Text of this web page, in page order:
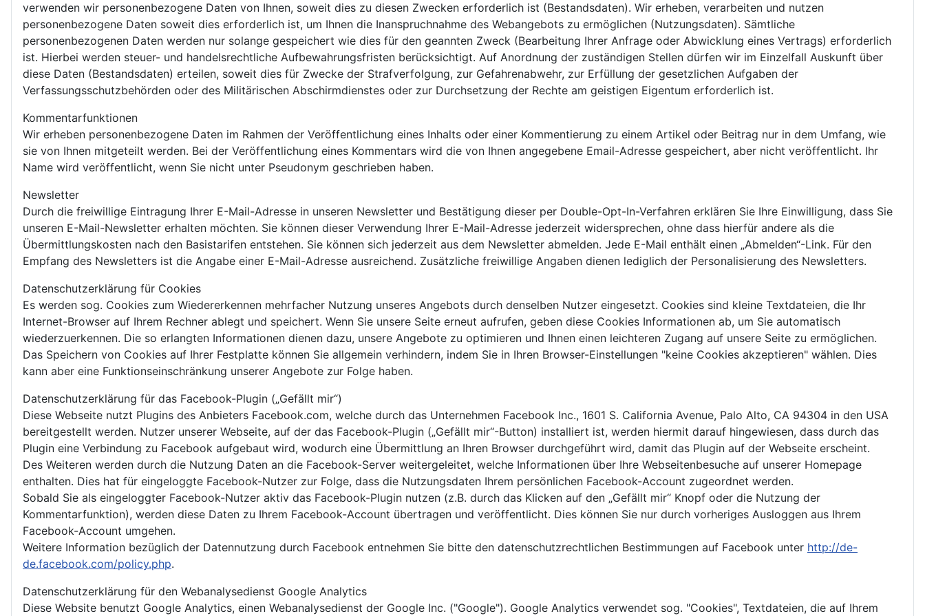
verwenden wir personenbezogene Daten von Ihnen, soweit dies zu diesen Zwecken erforderlich ist (Bestandsdaten). Wir erheben, verarbeiten und nutzen
personenbezogene Daten soweit dies erforderlich ist, um Ihnen die Inanspruchnahme des Webangebots zu ermöglichen (Nutzungsdaten). Sämtliche
personenbezogenen Daten werden nur solange gespeichert wie dies für den geannten Zweck (Bearbeitung Ihrer Anfrage oder Abwicklung eines Vertrags) erforderlich
ist. Hierbei werden steuer- und handelsrechtliche Aufbewahrungsfristen berücksichtigt. Auf Anordnung der zuständigen Stellen dürfen wir im Einzelfall Auskunft über
diese Daten (Bestandsdaten) erteilen, soweit dies für Zwecke der Strafverfolgung, zur Gefahrenabwehr, zur Erfüllung der gesetzlichen Aufgaben der
Verfassungsschutzbehörden oder des Militärischen Abschirmdienstes oder zur Durchsetzung der Rechte am geistigen Eigentum erforderlich ist.
Kommentarfunktionen
Wir erheben personenbezogene Daten im Rahmen der Veröffentlichung eines Inhalts oder einer Kommentierung zu einem Artikel oder Beitrag nur in dem Umfang, wie
sie von Ihnen mitgeteilt werden. Bei der Veröffentlichung eines Kommentars wird die von Ihnen angegebene Email-Adresse gespeichert, aber nicht veröffentlicht. Ihr
Name wird veröffentlicht, wenn Sie nicht unter Pseudonym geschrieben haben.
Newsletter
Durch die freiwillige Eintragung Ihrer E-Mail-Adresse in unseren Newsletter und Bestätigung dieser per Double-Opt-In-Verfahren erklären Sie Ihre Einwilligung, dass Sie
unseren E-Mail-Newsletter erhalten möchten. Sie können dieser Verwendung Ihrer E-Mail-Adresse jederzeit widersprechen, ohne dass hierfür andere als die
Übermittlungskosten nach den Basistarifen entstehen. Sie können sich jederzeit aus dem Newsletter abmelden. Jede E-Mail enthält einen „Abmelden“-Link. Für den
Empfang des Newsletters ist die Angabe einer E-Mail-Adresse ausreichend. Zusätzliche freiwillige Angaben dienen lediglich der Personalisierung des Newsletters.
Datenschutzerklärung für Cookies
Es werden sog. Cookies zum Wiedererkennen mehrfacher Nutzung unseres Angebots durch denselben Nutzer eingesetzt. Cookies sind kleine Textdateien, die Ihr
Internet-Browser auf Ihrem Rechner ablegt und speichert. Wenn Sie unsere Seite erneut aufrufen, geben diese Cookies Informationen ab, um Sie automatisch
wiederzuerkennen. Die so erlangten Informationen dienen dazu, unsere Angebote zu optimieren und Ihnen einen leichteren Zugang auf unsere Seite zu ermöglichen.
Das Speichern von Cookies auf Ihrer Festplatte können Sie allgemein verhindern, indem Sie in Ihren Browser-Einstellungen "keine Cookies akzeptieren" wählen. Dies
kann aber eine Funktionseinschränkung unserer Angebote zur Folge haben.
Datenschutzerklärung für das Facebook-Plugin („Gefällt mir“)
Diese Webseite nutzt Plugins des Anbieters Facebook.com, welche durch das Unternehmen Facebook Inc., 1601 S. California Avenue, Palo Alto, CA 94304 in den USA
bereitgestellt werden. Nutzer unserer Webseite, auf der das Facebook-Plugin („Gefällt mir“-Button) installiert ist, werden hiermit darauf hingewiesen, dass durch das
Plugin eine Verbindung zu Facebook aufgebaut wird, wodurch eine Übermittlung an Ihren Browser durchgeführt wird, damit das Plugin auf der Webseite erscheint.
Des Weiteren werden durch die Nutzung Daten an die Facebook-Server weitergeleitet, welche Informationen über Ihre Webseitenbesuche auf unserer Homepage
enthalten. Dies hat für eingeloggte Facebook-Nutzer zur Folge, dass die Nutzungsdaten Ihrem persönlichen Facebook-Account zugeordnet werden.
Sobald Sie als eingeloggter Facebook-Nutzer aktiv das Facebook-Plugin nutzen (z.B. durch das Klicken auf den „Gefällt mir“ Knopf oder die Nutzung der
Kommentarfunktion), werden diese Daten zu Ihrem Facebook-Account übertragen und veröffentlicht. Dies können Sie nur durch vorheriges Ausloggen aus Ihrem
Facebook-Account umgehen.
Weitere Information bezüglich der Datennutzung durch Facebook entnehmen Sie bitte den datenschutzrechtlichen Bestimmungen auf Facebook unter http://de-
de.facebook.com/policy.php.
Datenschutzerklärung für den Webanalysedienst Google Analytics
Diese Website benutzt Google Analytics, einen Webanalysedienst der Google Inc. ("Google"). Google Analytics verwendet sog. "Cookies", Textdateien, die auf Ihrem